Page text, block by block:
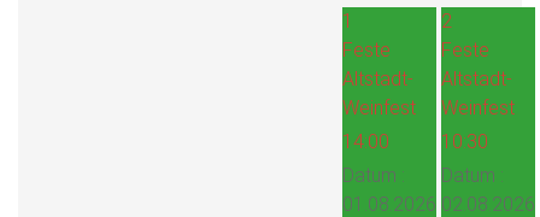
1
Feste
Altstadt-
Weinfest
14:00
Datum :
01.08.2026
2
Feste
Altstadt-
Weinfest
10:30
Datum :
02.08.2026